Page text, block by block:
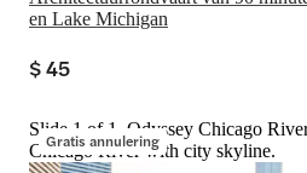
en Lake Michigan
$ 45
Gratis annulering
Slide 1 of 1, Odyssey Chicago
Chicago River with city skyline.